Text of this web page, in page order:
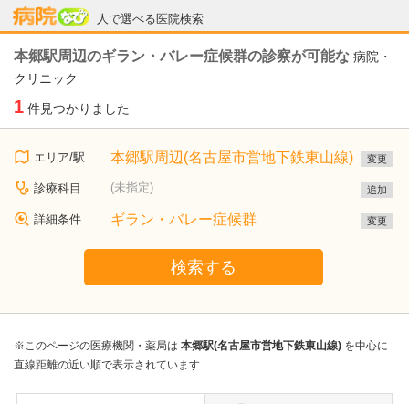
人で選べる医院検索
病院なび
本郷駅周辺のギラン・バレー症候群の診察が可能な 病院・
クリニック
1 件見つかりました
エリア/駅 本郷駅周辺(名古屋市営地下鉄東山線) 変更
診療科目 (未指定) 追加
詳細条件 ギラン・バレー症候群 変更
検索する
※このページの医療機関・薬局は 本郷駅(名古屋市営地下鉄東山線) を中心に
直線距離の近い順で表示されています